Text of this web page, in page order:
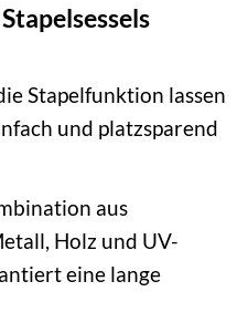
Stapelfunktion lassen
und platzsparend
aus
Holz und UV-
eine lange